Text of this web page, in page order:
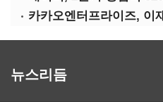
카카오엔터프라이즈, 이
뉴스리듬